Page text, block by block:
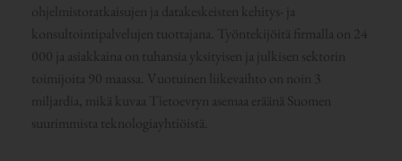
ohjelmistoratkaisujen ja datakeskeisten kehitys- ja
konsultointipalvelujen tuottajana. Työntekijöitä firmalla on 24
000 ja asiakkaina on tuhansia yksityisen ja julkisen sektorin
toimijoita 90 maassa. Vuotuinen liikevaihto on noin 3
miljardia, mikä kuvaa Tietoevryn asemaa eräänä Suomen
suurimmista teknologiayhtiöistä.